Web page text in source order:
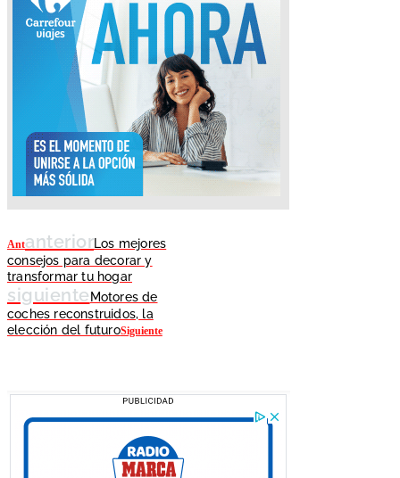
AntanteriorLos mejores
consejos para decorar y
transformar tu hogar
siguiente Motores de
coches reconstruidos, la
elección del futuroSiguiente